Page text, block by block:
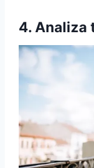
4. Analiza